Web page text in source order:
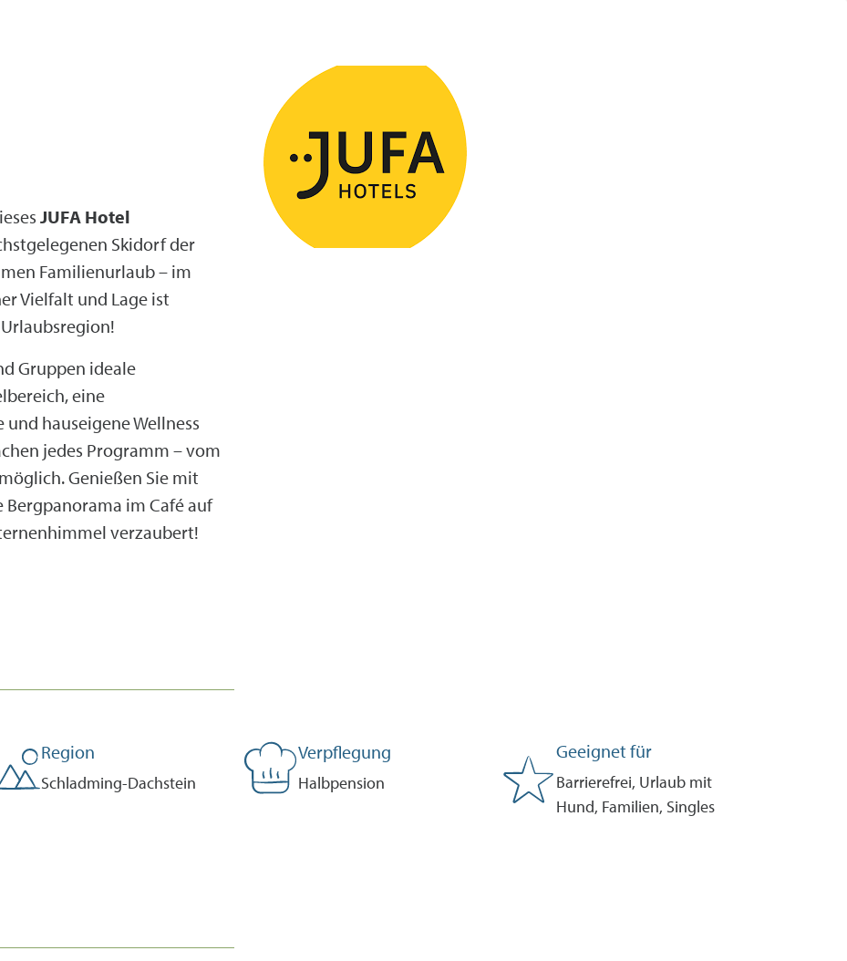
JUFA Hotel
Skidorf der
Familienurlaub – im
Vielfalt und Lage ist
Gruppen ideale
eine
hauseigene Wellness
jedes Programm – vom
Genießen Sie mit
im Café auf
verzaubert!
Region
Schladming-Dachstein
Verpflegung
Halbpension
Geeignet für
Barrierefrei, Urlaub mit
Hund, Familien, Singles